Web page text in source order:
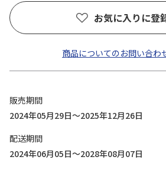
お気に入りに登
商品についてのお問い合わ
販売期間
2024年05月29日～2025年12月26日
配送期間
2024年06月05日～2028年08月07日